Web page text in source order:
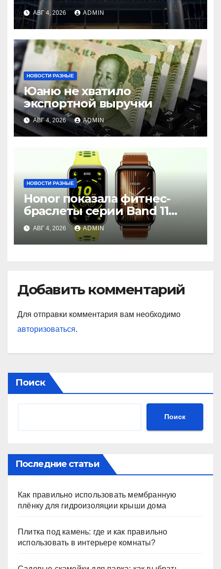
два токенизированных
фонда денежного рынка
АВГ 4, 2026 ADMIN
НОВОСТИ РАЗНЫЕ
Юаню не хватило
экспортной выручки
АВГ 4, 2026 ADMIN
НОВОСТИ РАЗНЫЕ
Honor показала фитнес-
браслеты серии Band 11
с GPS и автономностью до
26 дней
АВГ 4, 2026 ADMIN
Добавить комментарий
Для отправки комментария вам необходимо
авторизоваться.
Поиск
Поиск
Последние статьи
Как правильно использовать мембранную
плёнку для гидроизоляции крыши дома
Плитка под камень: где и как правильно
использовать в интерьере комнаты?